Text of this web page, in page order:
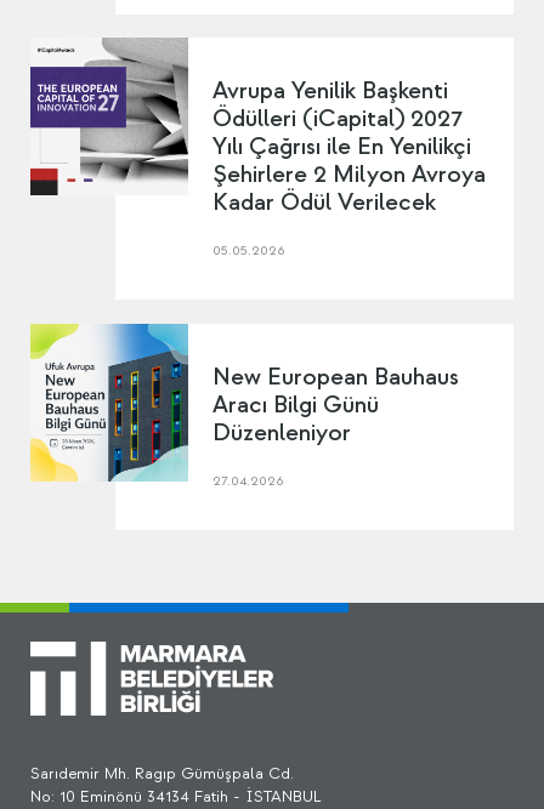
Avrupa Yenilik Başkenti
Ödülleri (iCapital) 2027
Yılı Çağrısı ile En Yenilikçi
Şehirlere 2 Milyon Avroya
Kadar Ödül Verilecek
05.05.2026
New European Bauhaus
Aracı Bilgi Günü
Düzenleniyor
27.04.2026
Sarıdemir Mh. Ragıp Gümüşpala Cd.
No: 10 Eminönü 34134 Fatih - İSTANBUL